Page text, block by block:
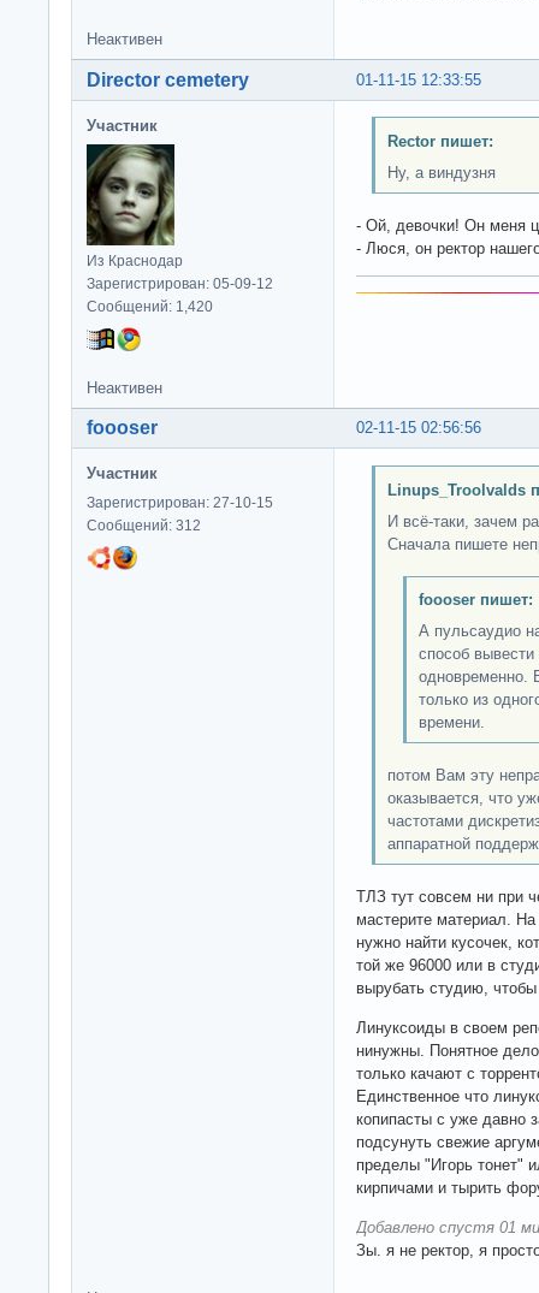
Неактивен
01-11-15 12:33:55
Director cemetery
Участник
Из Краснодар
Зарегистрирован: 05-09-12
Сообщений: 1,420
Rector пишет:
Ну, а виндузня
- Ой, девочки! Он меня
- Люся, он ректор
Неактивен
02-11-15 02:56:56
foooser
Участник
Зарегистрирован: 27-10-15
Сообщений: 312
Linups_Troolvalds
И всё-таки, зачем
Сначала пишете
foooser пишет:
А пульсаудио
способ вывести
одновременно.
только из
времени.
потом Вам эту
оказывается, что
частотами
аппаратной
ТЛЗ тут совсем ни при
мастерите материал.
нужно найти кусочек,
той же 96000 или в
вырубать студию,
Линуксоиды в своем
нинужны. Понятное
только качают с
Единственное что
копипасты с уже давно
подсунуть свежие
пределы "Игорь тонет"
кирпичами и тырить
Добавлено спустя 01
Зы. я не ректор, я